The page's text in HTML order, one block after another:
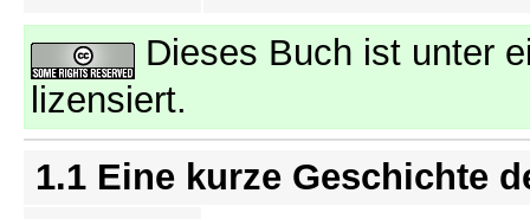
Dieses Buch ist unter
lizensiert.
1.1 Eine kurze Geschichte